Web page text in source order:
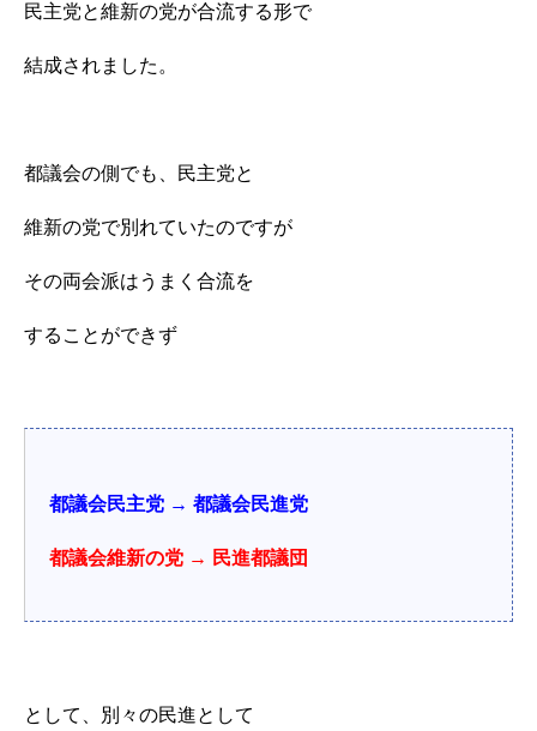
民主党と維新の党が合流する形で
結成されました。
都議会の側でも、民主党と
維新の党で別れていたのですが
その両会派はうまく合流を
することができず
都議会民主党 → 都議会民進党
都議会維新の党 → 民進都議団
として、別々の民進として